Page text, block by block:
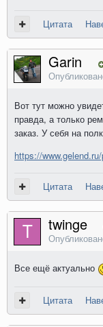
Цитата
Garin
Вот тут можно
правда, а только
заказ. У себя на
https://
Цитата
twinge
Все ещё актуально
Цитата